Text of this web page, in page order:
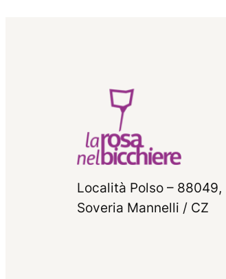
Località Polso – 88049,
Soveria Mannelli / CZ